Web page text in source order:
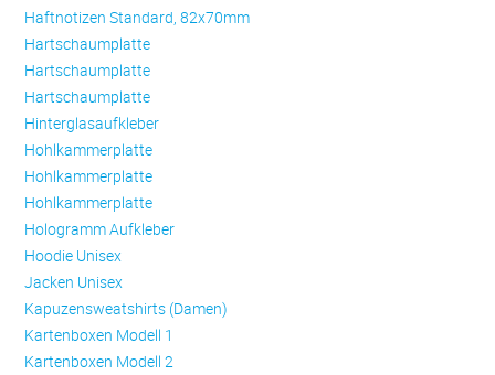
Haftnotizen Standard, 82x70mm
Hartschaumplatte
Hartschaumplatte
Hartschaumplatte
Hinterglasaufkleber
Hohlkammerplatte
Hohlkammerplatte
Hohlkammerplatte
Hologramm Aufkleber
Hoodie Unisex
Jacken Unisex
Kapuzensweatshirts (Damen)
Kartenboxen Modell 1
Kartenboxen Modell 2